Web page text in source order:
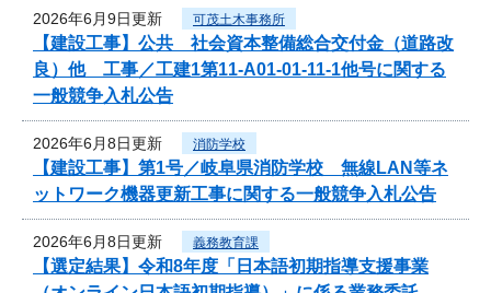
2026年6月9日更新 可茂土木事務所
【建設工事】公共 社会資本整備総合交付金（道路改
良）他 工事／工建1第11-A01-01-11-1他号に関する
一般競争入札公告
2026年6月8日更新 消防学校
【建設工事】第1号／岐阜県消防学校 無線LAN等ネ
ットワーク機器更新工事に関する一般競争入札公告
2026年6月8日更新 義務教育課
【選定結果】令和8年度「日本語初期指導支援事業